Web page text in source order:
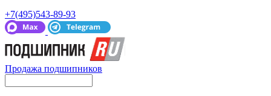
+7(495)543-89-93
Продажа подшипников